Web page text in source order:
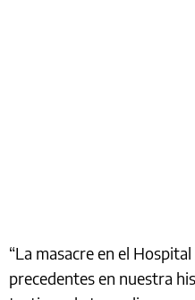
“La masacre en el
precedentes en nuestra